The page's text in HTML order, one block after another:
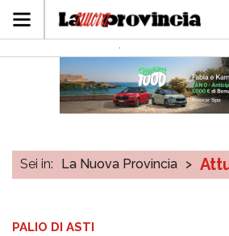
Sei in: La Nuova Provincia >
PALIO DI ASTI